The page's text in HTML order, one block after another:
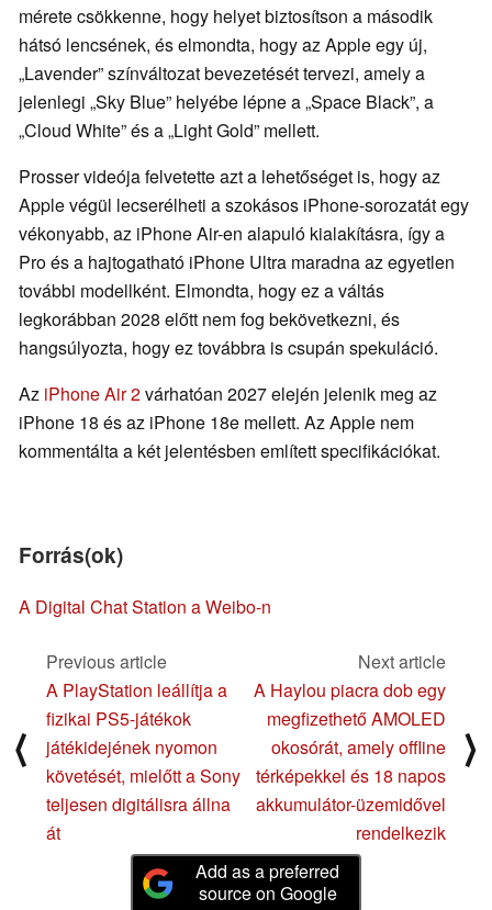
mérete csökkenne, hogy helyet biztosítson a második
hátsó lencsének, és elmondta, hogy az Apple egy új,
„Lavender” színváltozat bevezetését tervezi, amely a
jelenlegi „Sky Blue” helyébe lépne a „Space Black”, a
„Cloud White” és a „Light Gold” mellett.
Prosser videója felvetette azt a lehetőséget is, hogy az
Apple végül lecserélheti a szokásos iPhone-sorozatát egy
vékonyabb, az iPhone Air-en alapuló kialakításra, így a
Pro és a hajtogatható iPhone Ultra maradna az egyetlen
további modellként. Elmondta, hogy ez a váltás
legkorábban 2028 előtt nem fog bekövetkezni, és
hangsúlyozta, hogy ez továbbra is csupán spekuláció.
Az iPhone Air 2várhatóan 2027 elején jelenik meg az
iPhone 18 és az iPhone 18e mellett. Az Apple nem
kommentálta a két jelentésben említett specifikációkat.
Forrás(ok)
A Digital Chat Station a Weibo-n
⟨
Previous article
A PlayStation leállítja a
fizikai PS5-játékok
játékidejének nyomon
követését, mielőtt a Sony
teljesen digitálisra állna
át
Next article
A Haylou piacra dob egy
megfizethető AMOLED
okosórát, amely offline
térképekkel és 18 napos
akkumulátor-üzemidővel
rendelkezik
⟩
Add as a preferred
source on Google